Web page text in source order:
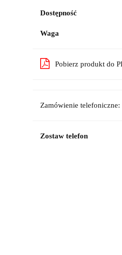
Dostępność
Waga
Pobierz produkt do
Zamówienie
Zostaw telefon